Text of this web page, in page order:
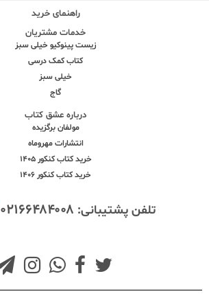
راهنمای خرید
خدمات مشتریان
زیست پینوکیو خیلی سبز
کتاب کمک درسی
خیلی سبز
گاج
درباره عشق کتاب
مولفان برگزیده
انتشارات مهروماه
خرید کتاب کنکور 1405
خرید کتاب کنکور 1406
تلفن پشتیبانی: ۰۲۱۶۶۴۸۴۰۰۸